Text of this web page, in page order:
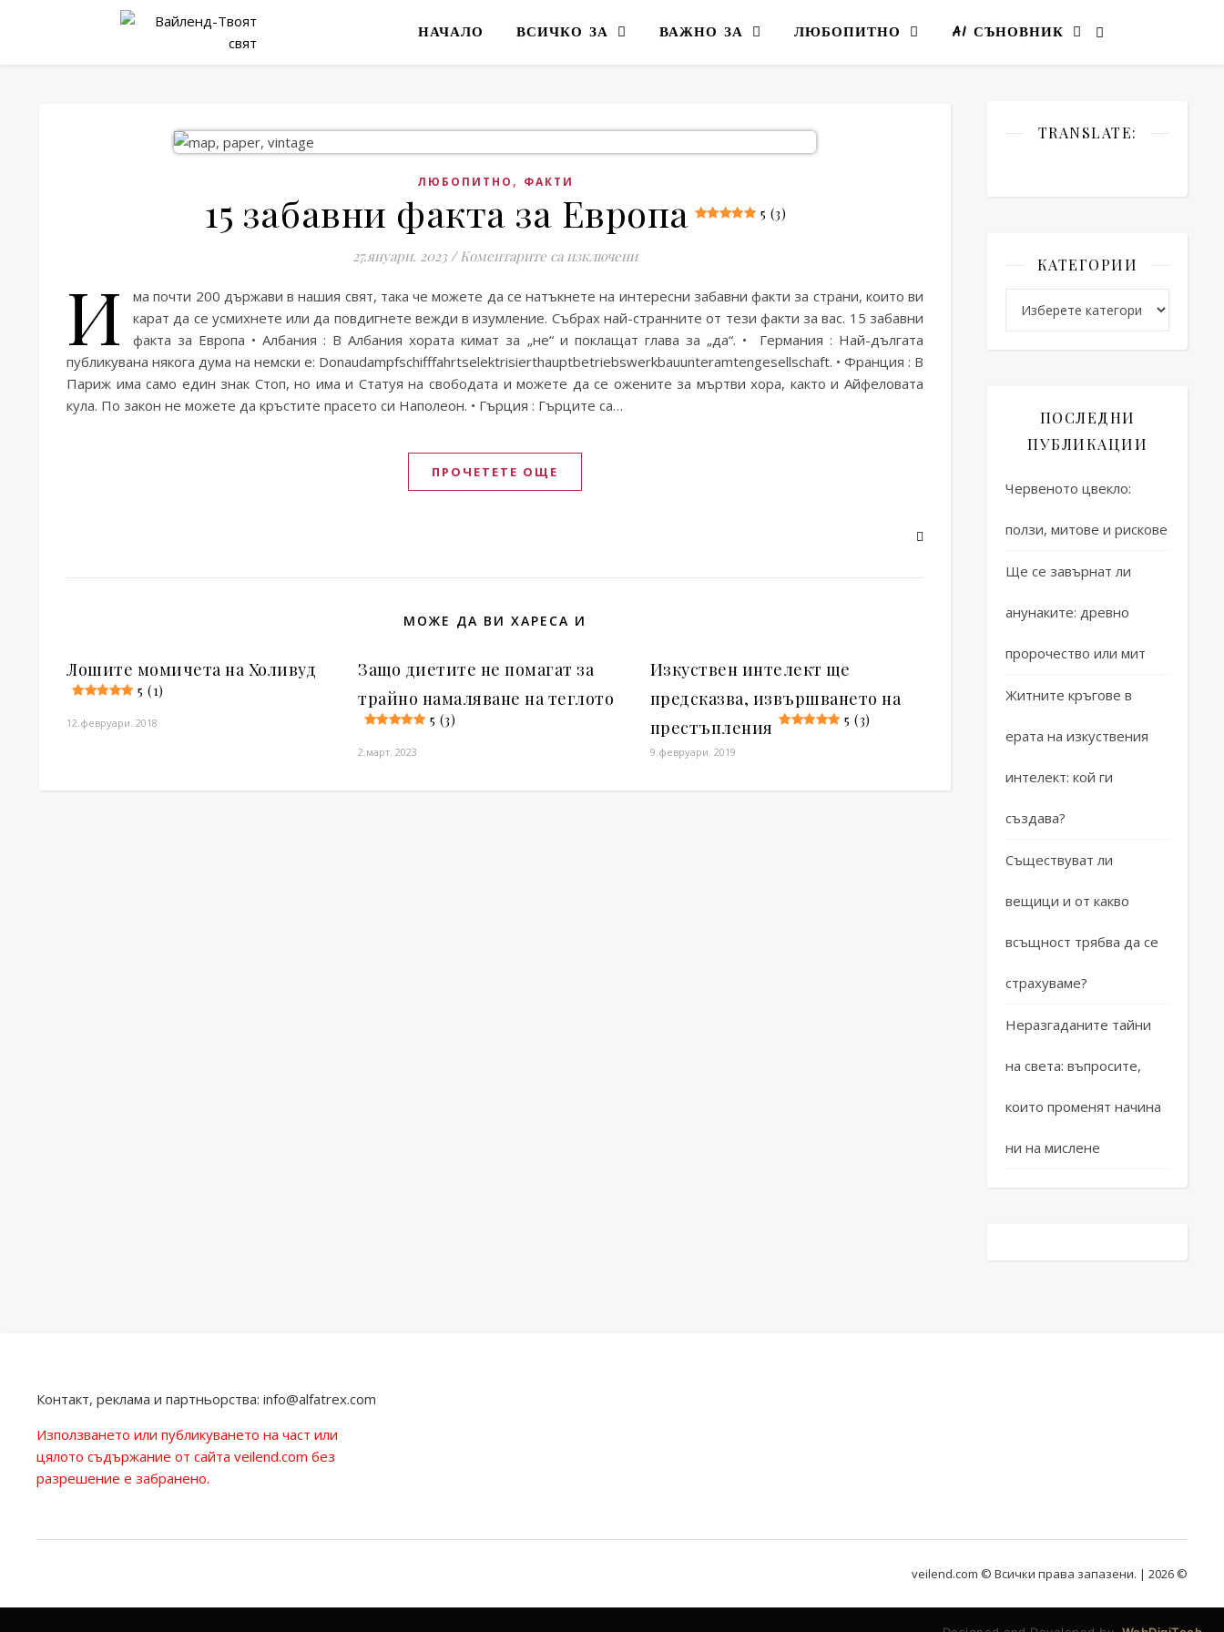
НАЧАЛО ВСИЧКО ЗА ВАЖНО ЗА ЛЮБОПИТНО AI СЪНОВНИК
ЛЮБОПИТНО , ФАКТИ
15 забавни факта за Европа 5 (3)
27.януари. 2023 / Коментарите са изключениза 15 забавни факта за Европа
И
ма почти 200 държави в нашия свят, така че можете да се натъкнете на интересни забавни факти за страни, които ви
карат да се усмихнете или да повдигнете вежди в изумление. Събрах най-странните от тези факти за вас. 15 забавни
факта за Европа • Албания : В Албания хората кимат за „не“ и поклащат глава за „да“. • Германия : Най-дългата
публикувана някога дума на немски е: Donaudampfschifffahrtselektrisierthauptbetriebswerkbauunteramtengesellschaft. • Франция : В
Париж има само един знак Стоп, но има и Статуя на свободата и можете да се ожените за мъртви хора, както и Айфеловата
кула. По закон не можете да кръстите прасето си Наполеон. • Гърция : Гърците са…
ПРОЧЕТЕТЕ ОЩЕ
МОЖЕ ДА ВИ ХАРЕСА И
Лошите момичета на Холивуд
5 (1)
12.февруари. 2018
Защо диетите не помагат за
трайно намаляване на теглото
5 (3)
2.март. 2023
Изкуствен интелект ще
предсказва, извършването на
престъпления
5 (3)
9.февруари. 2019
TRANSLATE:
КАТЕГОРИИ
ПОСЛЕДНИ
ПУБЛИКАЦИИ
Червеното цвекло:
ползи, митове и рискове
Ще се завърнат ли
анунаките: древно
пророчество или мит
Житните кръгове в
ерата на изкуствения
интелект: кой ги
създава?
Съществуват ли
вещици и от какво
всъщност трябва да се
страхуваме?
Неразгаданите тайни
на света: въпросите,
които променят начина
ни на мислене
Контакт, реклама и партньорства: info@alfatrex.com
Използването или публикуването на част или
цялото съдържание от сайта veilend.com без
разрешение е забранено.
veilend.com © Всички права запазени. | 2026 ©